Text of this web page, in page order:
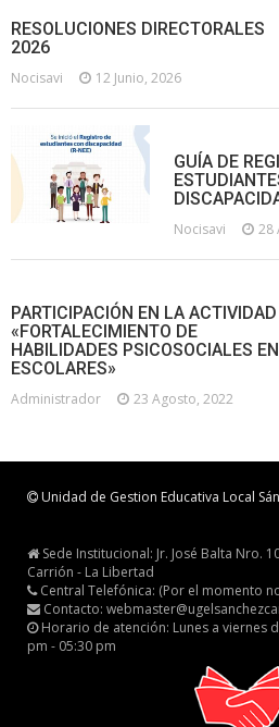
RESOLUCIONES DIRECTORALES
2026
Nocisavi 12 Junio, 2026
GUÍA DE
Nocisavi 28
PARTICIPACIÓN EN LA ACTIVIDAD
«FORTALECIMIENTO DE
HABILIDADES PSICOSOCIALES EN
ESCOLARES»
Administrador 23 Agosto, 2022
Unidad de Gestion Educativa Local
Sede Institucional: Jr. José Balta Nro.
Carrión - La Libertad
Central Telefónica: (Por el momento
Contacto:
Horario de atención: Lunes a viernes
pm - 05:30 pm